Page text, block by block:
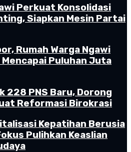
Perkuat Konsolidasi
Siapkan Mesin Partai
Rumah Warga Ngawi
Puluhan Juta
228 PNS Baru, Dorong
Reformasi Birokrasi
Kepatihan Berusia
Pulihkan Keaslian